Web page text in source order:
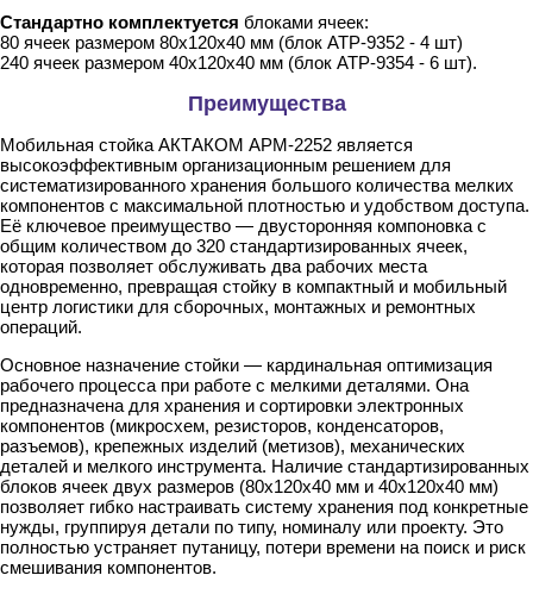
Стандартно комплектуется блоками ячеек:
80 ячеек размером 80х120х40 мм (блок АТР-9352 - 4 шт)
240 ячеек размером 40x120x40 мм (блок АТР-9354 - 6 шт).
Преимущества
Мобильная стойка АКТАКОМ АРМ-2252 является
высокоэффективным организационным решением для
систематизированного хранения большого количества мелких
компонентов с максимальной плотностью и удобством доступа.
Её ключевое преимущество — двусторонняя компоновка с
общим количеством до 320 стандартизированных ячеек,
которая позволяет обслуживать два рабочих места
одновременно, превращая стойку в компактный и мобильный
центр логистики для сборочных, монтажных и ремонтных
операций.
Основное назначение стойки — кардинальная оптимизация
рабочего процесса при работе с мелкими деталями. Она
предназначена для хранения и сортировки электронных
компонентов (микросхем, резисторов, конденсаторов,
разъемов), крепежных изделий (метизов), механических
деталей и мелкого инструмента. Наличие стандартизированных
блоков ячеек двух размеров (80х120х40 мм и 40x120x40 мм)
позволяет гибко настраивать систему хранения под конкретные
нужды, группируя детали по типу, номиналу или проекту. Это
полностью устраняет путаницу, потери времени на поиск и риск
смешивания компонентов.